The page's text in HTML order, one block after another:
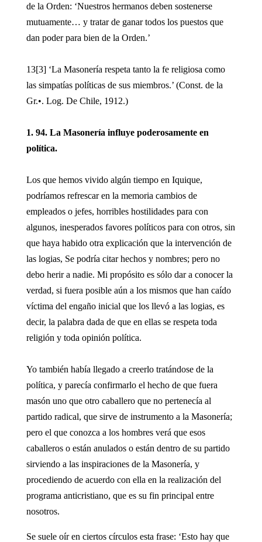
de la Orden: ‘Nuestros hermanos deben sostenerse
mutuamente… y tratar de ganar todos los puestos que
dan poder para bien de la Orden.’
13[3] ‘La Masonería respeta tanto la fe religiosa como
las simpatías políticas de sus miembros.’ (Const. de la
Gr.•. Log. De Chile, 1912.)
1. 94. La Masonería influye poderosamente en
política.
Los que hemos vivido algún tiempo en Iquique,
podríamos refrescar en la memoria cambios de
empleados o jefes, horribles hostilidades para con
algunos, inesperados favores políticos para con otros, sin
que haya habido otra explicación que la intervención de
las logias, Se podría citar hechos y nombres; pero no
debo herir a nadie. Mi propósito es sólo dar a conocer la
verdad, si fuera posible aún a los mismos que han caído
víctima del engaño inicial que los llevó a las logias, es
decir, la palabra dada de que en ellas se respeta toda
religión y toda opinión política.
Yo también había llegado a creerlo tratándose de la
política, y parecía confirmarlo el hecho de que fuera
masón uno que otro caballero que no pertenecía al
partido radical, que sirve de instrumento a la Masonería;
pero el que conozca a los hombres verá que esos
caballeros o están anulados o están dentro de su partido
sirviendo a las inspiraciones de la Masonería, y
procediendo de acuerdo con ella en la realización del
programa anticristiano, que es su fin principal entre
nosotros.
Se suele oír en ciertos círculos esta frase: ‘Esto hay que